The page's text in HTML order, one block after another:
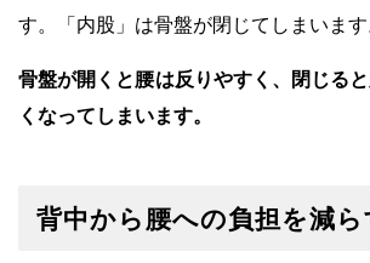
す。「内股」は骨盤が閉じてしまいます
骨盤が開くと腰は反りやすく、閉じる
くなってしまいます。
背中から腰への負担を減ら